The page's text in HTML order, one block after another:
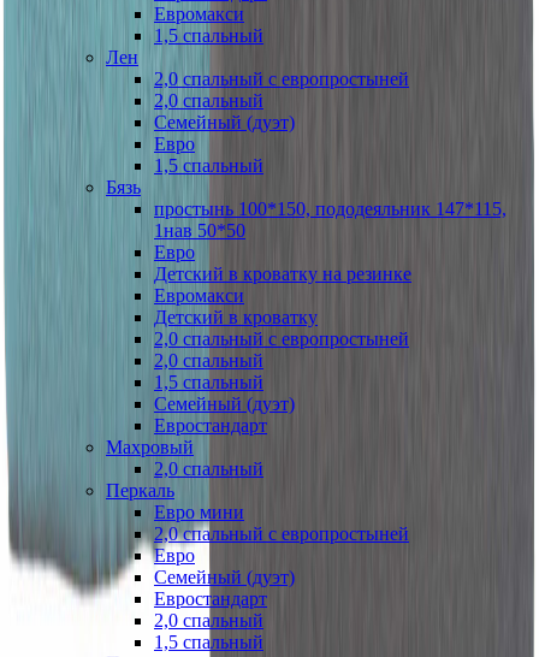
Евромакси
1,5 спальный
Лен
2,0 спальный с европростыней
2,0 спальный
Семейный (дуэт)
Евро
1,5 спальный
Бязь
простынь 100*150, пододеяльник 147*115,
1нав 50*50
Евро
Детский в кроватку на резинке
Евромакси
Детский в кроватку
2,0 спальный с европростыней
2,0 спальный
1,5 спальный
Семейный (дуэт)
Евростандарт
Махровый
2,0 спальный
Перкаль
Евро мини
2,0 спальный с европростыней
Евро
Семейный (дуэт)
Евростандарт
2,0 спальный
1,5 спальный